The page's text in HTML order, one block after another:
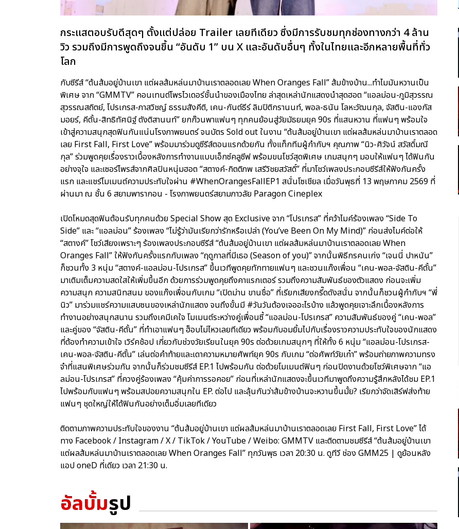
กระแสตอบรับดีสุดๆ ตั้งแต่ปล่อย Trailer เลยทีเดียว ซึ่งมีการรับชมทุกช่องทางกว่า 4 ล้าน
วิว รวมถึงมีการพูดถึงจนขึ้น “อันดับ 1” บน X และอันดับอื่นๆ ทั้งในไทยและอีกหลายพื้นที่ทั่ว
โลก
กับซีรีส์ “ต้นส้มอยู่บ้านเขา แต่ผลส้มหล่นมาบ้านเราตลอดเลย When Oranges Fall” ส้มข้างบ้าน...ทำไมมันหวานเป็น
พิเศษ จาก “GMMTV” คอนเทนต์โพรไวเดอร์ชั้นนำของเมืองไทย ล่าสุดเหล่านักแสดงนำสุดฮอต “แอลม่อน-ภูมิสุวรรณ
สุวรรณสถิตย์, โปรเกรส-ภาสวิชญ์ ธรรมสังคีติ, เคน-กันต์ธีร์ ลิมปิติกรานนท์, พอล-ธนัน โลหะวัฒนกุล, จัสติน-แองกัส
มอยร์, คีตั้น-สิทธิทัศนิฐ์ ตังติสานนท์” ยกก๊วนพาแฟนๆ ทุกคนย้อนสู่วัยมัธยมยุค 90s ที่แสนหวาน ที่แฟนๆ พร้อมใจ
เข้าสู่ความสนุกสุดฟินกันแน่นโรงภาพยนตร์ จนบัตร Sold out ในงาน “ต้นส้มอยู่บ้านเขา แต่ผลส้มหล่นมาบ้านเราตลอด
เลย First Fall, First Love” พร้อมมาร่วมดูซีรีส์ตอนแรกด้วยกัน ทั้งแท็กทีมผู้กำกับฯ คุณภาพ “นิว-ศิวัจน์ สวัสดิ์มณี
กุล” ร่วมพูดคุยเรื่องราวเบื้องหลังการทำงานแบบเอ็กซ์คลูซีฟ พร้อมขนโชว์สุดพิเศษ เกมสนุกๆ มอบให้แฟนๆ ได้ฟินกัน
อย่างจุใจ และเซอร์ไพรส์จากศิลปินหนุ่มฮอต “สตางค์-กิตติภพ เสรีวิชยสวัสดิ์” ที่มาโชว์เพลงประกอบซีรีส์ให้ฟังกันครั้ง
แรก และแชร์โมเมนต์ความประทับใจผ่าน #WhenOrangesFallEP1 สนั่นโซเชียล เมื่อวันพุธที่ 13 พฤษภาคม 2569 ที่
ผ่านมา ณ ชั้น 6 สยามพารากอน - โรงภาพยนตร์สยามภาวลัย Paragon Cineplex
เปิดโหมดสุดฟินต้อนรับทุกคนด้วย Special Show สุด Exclusive จาก “โปรเกรส” ที่คว้าไมค์ร้องเพลง “Side To
Side” และ “แอลม่อน” ร้องเพลง “ไม่รู้ว่ามันเรียกว่ารักหรือเปล่า (You’ve Been On My Mind)” ก่อนส่งไมค์ต่อให้
“สตางค์” โชว์เสียงเพราะๆ ร้องเพลงประกอบซีรีส์ “ต้นส้มอยู่บ้านเขา แต่ผลส้มหล่นมาบ้านเราตลอดเลย When
Oranges Fall” ให้ฟังกันครั้งแรกกับเพลง “ฤดูกาลที่มีเธอ (Season of you)” จากนั้นพิธีกรคนเก่ง “เจนนี่ ปาหนัน”
ก็ชวนทั้ง 3 หนุ่ม “สตางค์-แอลม่อน-โปรเกรส” ขึ้นเวทีพูดคุยทักทายแฟนๆ และชวนแก๊งเพื่อน “เคน-พอล-จัสติน-คีตั้น”
มาเติมเต็มความสดใสให้เพิ่มขึ้นอีก ด้วยการร่วมพูดคุยถึงคาแรกเตอร์ รวมถึงความสัมพันธ์ของตัวแสดง ก่อนจะเพิ่ม
ความสนุก ความสนิทสนม ของแก๊งเพื่อนกับเกม “เปิดม่าน ขานชื่อ” ที่เรียกเสียงกรี๊ดดังสนั่น จากนั้นก็ชวนผู้กำกับฯ “พี่
นิว” มาร่วมแชร์ความแสบซนของเหล่านักแสดง จนถึงขั้นมี #วันวันต้องเจออะไรบ้าง แล้วพูดคุยเจาะลึกเบื้องหลังการ
ทำงานอย่างสนุกสนาน รวมถึงเคมีเคใจ โมเมนต์ระหว่างคู่เพื่อนซี้ “แอลม่อน-โปรเกรส” ความสัมพันธ์ของคู่ “เคน-พอล”
และคู่ของ “จัสติน-คีตั้น” ที่ทำเอาแฟนๆ ฮ็อบไม่ไหวเลยทีเดียว พร้อมกับอมยิ้มไปกับเรื่องราวความประทับใจของนักแสดง
ที่ต้องทำความเข้าใจ เวิร์คช้อป เกี่ยวกับช่วงวัยเรียนในยุค 90s ต่อด้วยเกมสนุกๆ ที่ให้ทั้ง 6 หนุ่ม “แอลม่อน-โปรเกรส-
เคน-พอล-จัสติน-คีตั้น” เล่นต่อคำท้ายและเดาความหมายศัพท์ยุค 90s กับเกม “ต่อศัพท์วัยเก๋า” พร้อมถ่ายภาพความทรง
จำที่แสนพิเศษร่วมกัน จากนั้นก็ร่วมชมซีรีส์ EP.1 ไปพร้อมกัน ต่อด้วยโมเมนต์ฟินๆ ก่อนปิดงานด้วยโชว์พิเศษจาก “แอ
ลม่อน-โปรเกรส” ที่ควงคู่ร้องเพลง “คุ้มค่าการรอคอย” ก่อนที่เหล่านักแสดงจะขึ้นเวทีมาพูดถึงความรู้สึกหลังได้ชม EP.1
ไปพร้อมกับแฟนๆ พร้อมสปอยความสนุกใน EP. ต่อไป และลุ้นกันว่าส้มข้างบ้านจะหวานขึ้นมั้ย? เรียกว่าจัดเสิร์ฟส่งท้าย
แฟนๆ ชุดใหญ่ให้ได้ฟินกันอย่างเต็มอิ่มเลยทีเดียว
ติดตามภาพความประทับใจของงาน “ต้นส้มอยู่บ้านเขา แต่ผลส้มหล่นมาบ้านเราตลอดเลย First Fall, First Love” ได้
ทาง Facebook / Instagram / X / TikTok / YouTube / Weibo: GMMTV และติดตามชมซีรีส์ “ต้นส้มอยู่บ้านเขา
แต่ผลส้มหล่นมาบ้านเราตลอดเลย When Oranges Fall” ทุกวันพุธ เวลา 20:30 น. ดูทีวี ช่อง GMM25 | ดูย้อนหลัง
แอป oneD ที่เดียว เวลา 21:30 น.
อัลบั้มรูป